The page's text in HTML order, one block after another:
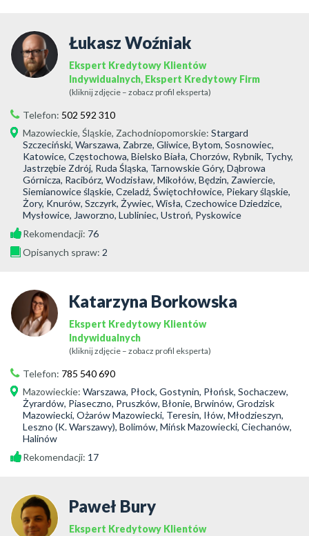
Łukasz Woźniak
Ekspert Kredytowy Klientów
Indywidualnych, Ekspert Kredytowy Firm
(kliknij zdjęcie – zobacz profil eksperta)
Telefon: 502 592 310
Mazowieckie, Śląskie, Zachodniopomorskie: Stargard
Szczeciński, Warszawa, Zabrze, Gliwice, Bytom, Sosnowiec,
Katowice, Częstochowa, Bielsko Biała, Chorzów, Rybnik, Tychy,
Jastrzębie Zdrój, Ruda Śląska, Tarnowskie Góry, Dąbrowa
Górnicza, Racibórz, Wodzisław, Mikołów, Będzin, Zawiercie,
Siemianowice śląskie, Czeladź, Świętochłowice, Piekary śląskie,
Żory, Knurów, Szczyrk, Żywiec, Wisła, Czechowice Dziedzice,
Mysłowice, Jaworzno, Lubliniec, Ustroń, Pyskowice
Rekomendacji: 76
Opisanych spraw: 2
Katarzyna Borkowska
Ekspert Kredytowy Klientów
Indywidualnych
(kliknij zdjęcie – zobacz profil eksperta)
Telefon: 785 540 690
Mazowieckie: Warszawa, Płock, Gostynin, Płońsk, Sochaczew,
Żyrardów, Piaseczno, Pruszków, Błonie, Brwinów, Grodzisk
Mazowiecki, Ożarów Mazowiecki, Teresin, Iłów, Młodzieszyn,
Leszno (K. Warszawy), Bolimów, Mińsk Mazowiecki, Ciechanów,
Halinów
Rekomendacji: 17
Paweł Bury
Ekspert Kredytowy Klientów